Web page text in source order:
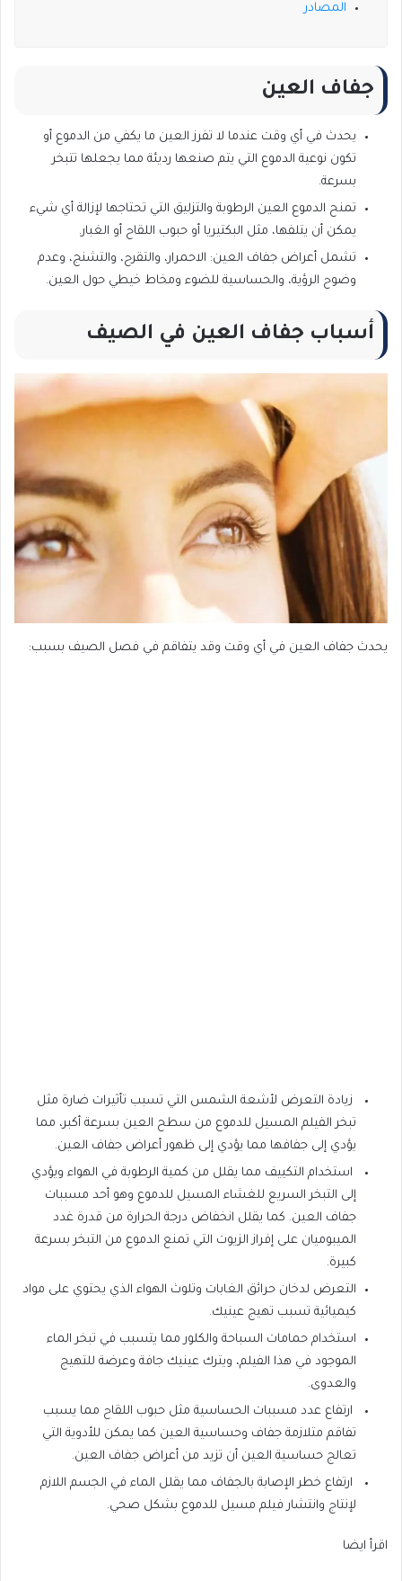
المصادر
جفاف العين
يحدث في أي وقت عندما لا تفرز العين ما يكفي من الدموع أو
تكون نوعية الدموع التي يتم صنعها رديئة مما يجعلها تتبخر
بسرعة.
تمنح الدموع العين الرطوبة والتزليق التي تحتاجها لإزالة أي شيء
يمكن أن يتلفها، مثل البكتيريا أو حبوب اللقاح أو الغبار.
تشمل أعراض جفاف العين: الاحمرار، والتقرح، والتشنج، وعدم
وضوح الرؤية، والحساسية للضوء ومخاط خيطي حول العين.
أسباب جفاف العين في الصيف
يحدث جفاف العين في أي وقت وقد يتفاقم في فصل الصيف بسبب:
زيادة التعرض لأشعة الشمس التي تسبب تأثيرات ضارة مثل
تبخر الفيلم المسيل للدموع من سطح العين بسرعة أكبر، مما
يؤدي إلى جفافها مما يؤدي إلى ظهور أعراض جفاف العين.
استخدام التكييف مما يقلل من كمية الرطوبة في الهواء ويؤدي
إلى التبخر السريع للغشاء المسيل للدموع وهو أحد مسببات
جفاف العين. كما يقلل انخفاض درجة الحرارة من قدرة غدد
الميبوميان على إفراز الزيوت التي تمنع الدموع من التبخر بسرعة
كبيرة.
التعرض لدخان حرائق الغابات وتلوث الهواء الذي يحتوي على مواد
كيميائية تسبب تهيج عينيك.
استخدام حمامات السباحة والكلور مما يتسبب في تبخر الماء
الموجود في هذا الفيلم، ويترك عينيك جافة وعرضة للتهيج
والعدوى.
ارتفاع عدد مسببات الحساسية مثل حبوب اللقاح مما يسبب
تفاقم متلازمة جفاف وحساسية العين كما يمكن للأدوية التي
تعالج حساسية العين أن تزيد من أعراض جفاف العين.
ارتفاع خطر الإصابة بالجفاف مما يقلل الماء في الجسم اللازم
لإنتاج وانتشار فيلم مسيل للدموع بشكل صحي.
اقرأ ايضا